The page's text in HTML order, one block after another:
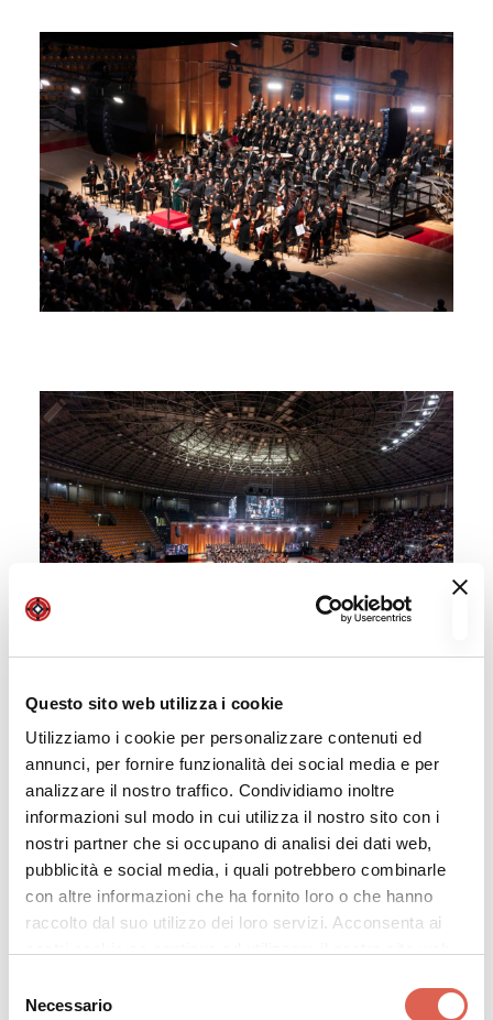
Questo sito web utilizza i cookie
Utilizziamo i cookie per personalizzare contenuti ed
annunci, per fornire funzionalità dei social media e per
analizzare il nostro traffico. Condividiamo inoltre
informazioni sul modo in cui utilizza il nostro sito con i
nostri partner che si occupano di analisi dei dati web,
pubblicità e social media, i quali potrebbero combinarle
con altre informazioni che ha fornito loro o che hanno
raccolto dal suo utilizzo dei loro servizi. Acconsenta ai
delNecessario